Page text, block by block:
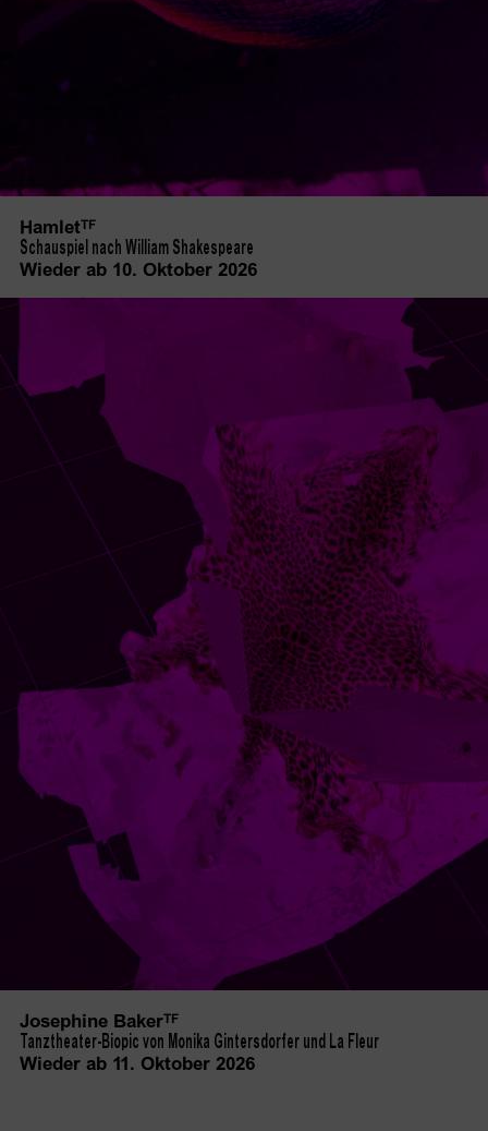
HamletTF
Schauspiel nach William Shakespeare
Wieder ab 10. Oktober 2026
Josephine BakerTF
Tanztheater-Biopic von Monika Gintersdorfer und La Fleur
Wieder ab 11. Oktober 2026